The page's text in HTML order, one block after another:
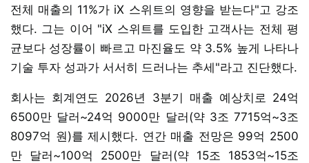
전체 매출의 11%가 iX 스위트의 영향을 받는다"고 강조
했다. 그는 이어 "iX 스위트를 도입한 고객사는 전체 평
균보다 성장률이 빠르고 마진율도 약 3.5% 높게 나타나
기술 투자 성과가 서서히 드러나는 추세"라고 진단했다.
회사는 회계연도 2026년 3분기 매출 예상치로 24억
6500만 달러~24억 9000만 달러(약 3조 7715억~3조
8097억 원)를 제시했다. 연간 매출 전망은 99억 2500
만 달러~100억 2500만 달러(약 15조 1853억~15조